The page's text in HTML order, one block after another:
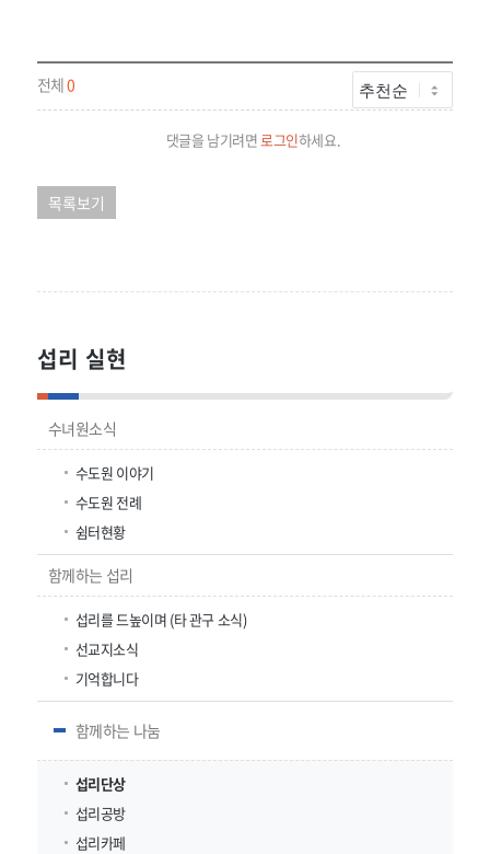
전체0
댓글을 남기려면 로그인하세요.
목록보기
섭리 실현
수녀원소식
수도원 이야기
수도원 전례
쉼터현황
함께하는 섭리
섭리를 드높이며 (타 관구 소식)
선교지소식
기억합니다
함께하는 나눔
섭리단상
섭리공방
섭리카페